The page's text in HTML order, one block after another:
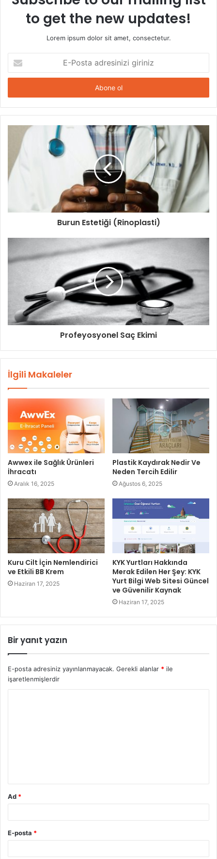
to get the new updates!
Lorem ipsum dolor sit amet, consectetur.
Posta
adresinizi
Burun Estetiği (Rinoplasti)
Profeyosyonel Saç Ekimi
İlgili Makaleler
Awwex ile Sağlık Ürünleri
İhracatı
Aralık 16, 2025
Plastik Kaydırak Nedir Ve
Neden Tercih Edilir
Ağustos 6, 2025
Kuru Cilt İçin Nemlendirici
ve Etkili BB Krem
Haziran 17, 2025
KYK Yurtları Hakkında
Merak Edilen Her Şey: KYK
Yurt Bilgi Web Sitesi Güncel
ve Güvenilir Kaynak
Haziran 17, 2025
Bir yanıt yazın
E-posta adresiniz yayınlanmayacak. Gerekli alanlar * ile
işaretlenmişlerdir
Ad *
E-posta *